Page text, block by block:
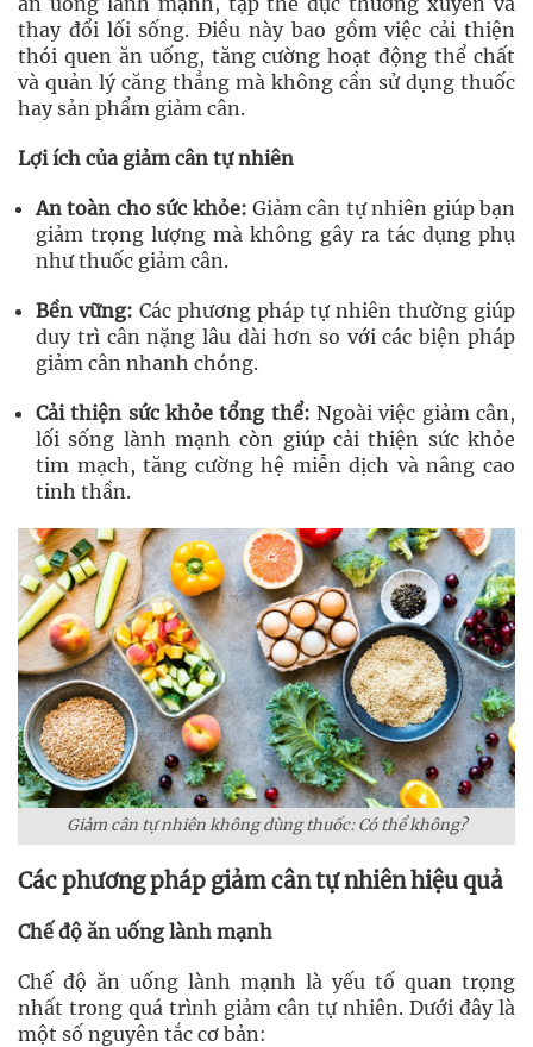
thay đổi lối sống. Điều này bao gồm việc cải thiện
thói quen ăn uống, tăng cường hoạt động thể chất
và quản lý căng thẳng mà không cần sử dụng thuốc
hay sản phẩm giảm cân.
Lợi ích của giảm cân tự nhiên
An toàn cho sức khỏe: Giảm cân tự nhiên giúp bạn
giảm trọng lượng mà không gây ra tác dụng phụ
như thuốc giảm cân.
Bền vững: Các phương pháp tự nhiên thường giúp
duy trì cân nặng lâu dài hơn so với các biện pháp
giảm cân nhanh chóng.
Cải thiện sức khỏe tổng thể: Ngoài việc giảm cân,
lối sống lành mạnh còn giúp cải thiện sức khỏe
tim mạch, tăng cường hệ miễn dịch và nâng cao
tinh thần.
Giảm cân tự nhiên không dùng thuốc: Có thể không?
Các phương pháp giảm cân tự nhiên hiệu quả
Chế độ ăn uống lành mạnh
Chế độ ăn uống lành mạnh là yếu tố quan trọng
nhất trong quá trình giảm cân tự nhiên. Dưới đây là
một số nguyên tắc cơ bản: